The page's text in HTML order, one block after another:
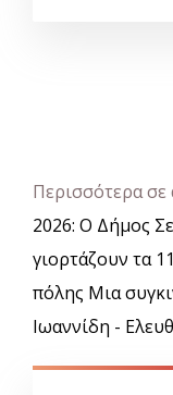
Περισσότερα σε
2026: Ο Δήμος
γιορτάζουν τα
πόλης Μια
Ιωαννίδη -